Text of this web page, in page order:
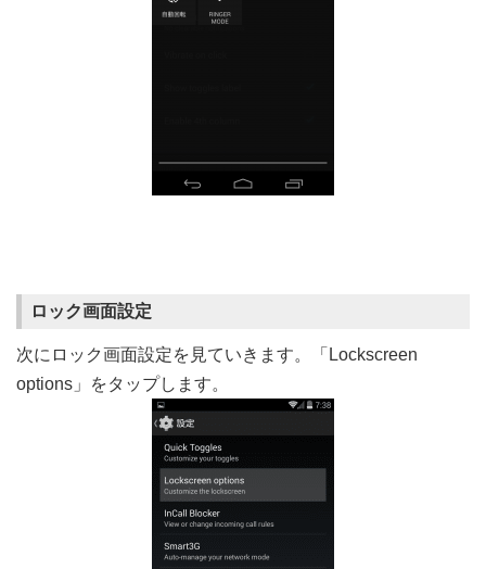
ロック画面設定
次にロック画面設定を見ていきます。「Lockscreen
options」をタップします。